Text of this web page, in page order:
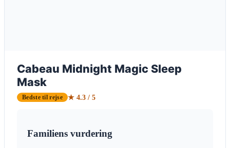
Cabeau Midnight Magic Sleep
Mask
Bedste til rejse ★ 4.3 / 5
Familiens vurdering